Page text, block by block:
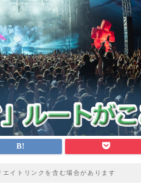
イトリンクを含む場合があります